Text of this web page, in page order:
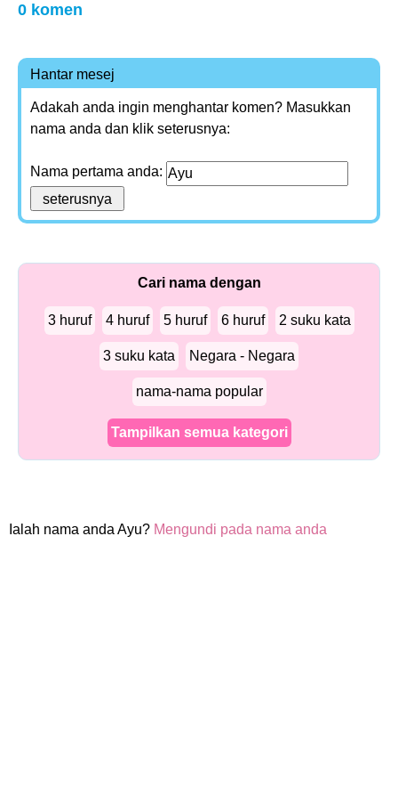
0 komen
Hantar mesej
Adakah anda ingin menghantar komen? Masukkan
nama anda dan klik seterusnya:
Nama pertama anda:
Cari nama dengan
3 huruf 4 huruf 5 huruf 6 huruf 2 suku kata
3 suku kata Negara - Negara
nama-nama popular
Tampilkan semua kategori
Ialah nama anda Ayu? Mengundi pada nama anda